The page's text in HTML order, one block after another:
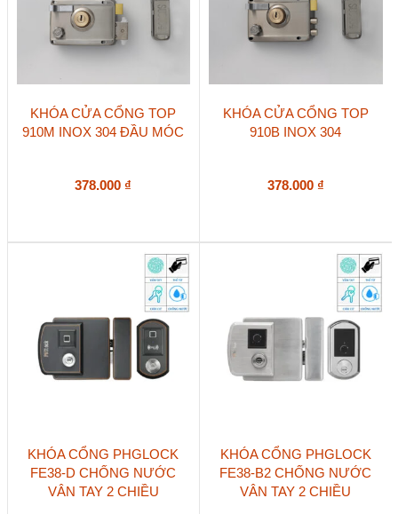
KHÓA CỬA CỔNG TOP
910M INOX 304 ĐẦU MÓC
378.000 ₫
KHÓA CỬA CỔNG TOP
910B INOX 304
378.000 ₫
KHÓA CỔNG PHGLOCK
FE38-D CHỐNG NƯỚC
VÂN TAY 2 CHIỀU
KHÓA CỔNG PHGLOCK
FE38-B2 CHỐNG NƯỚC
VÂN TAY 2 CHIỀU